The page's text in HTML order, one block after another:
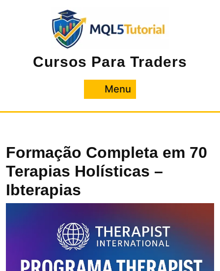
Cursos Para Traders
Menu
Formação Completa em 70
Terapias Holísticas –
Ibterapias